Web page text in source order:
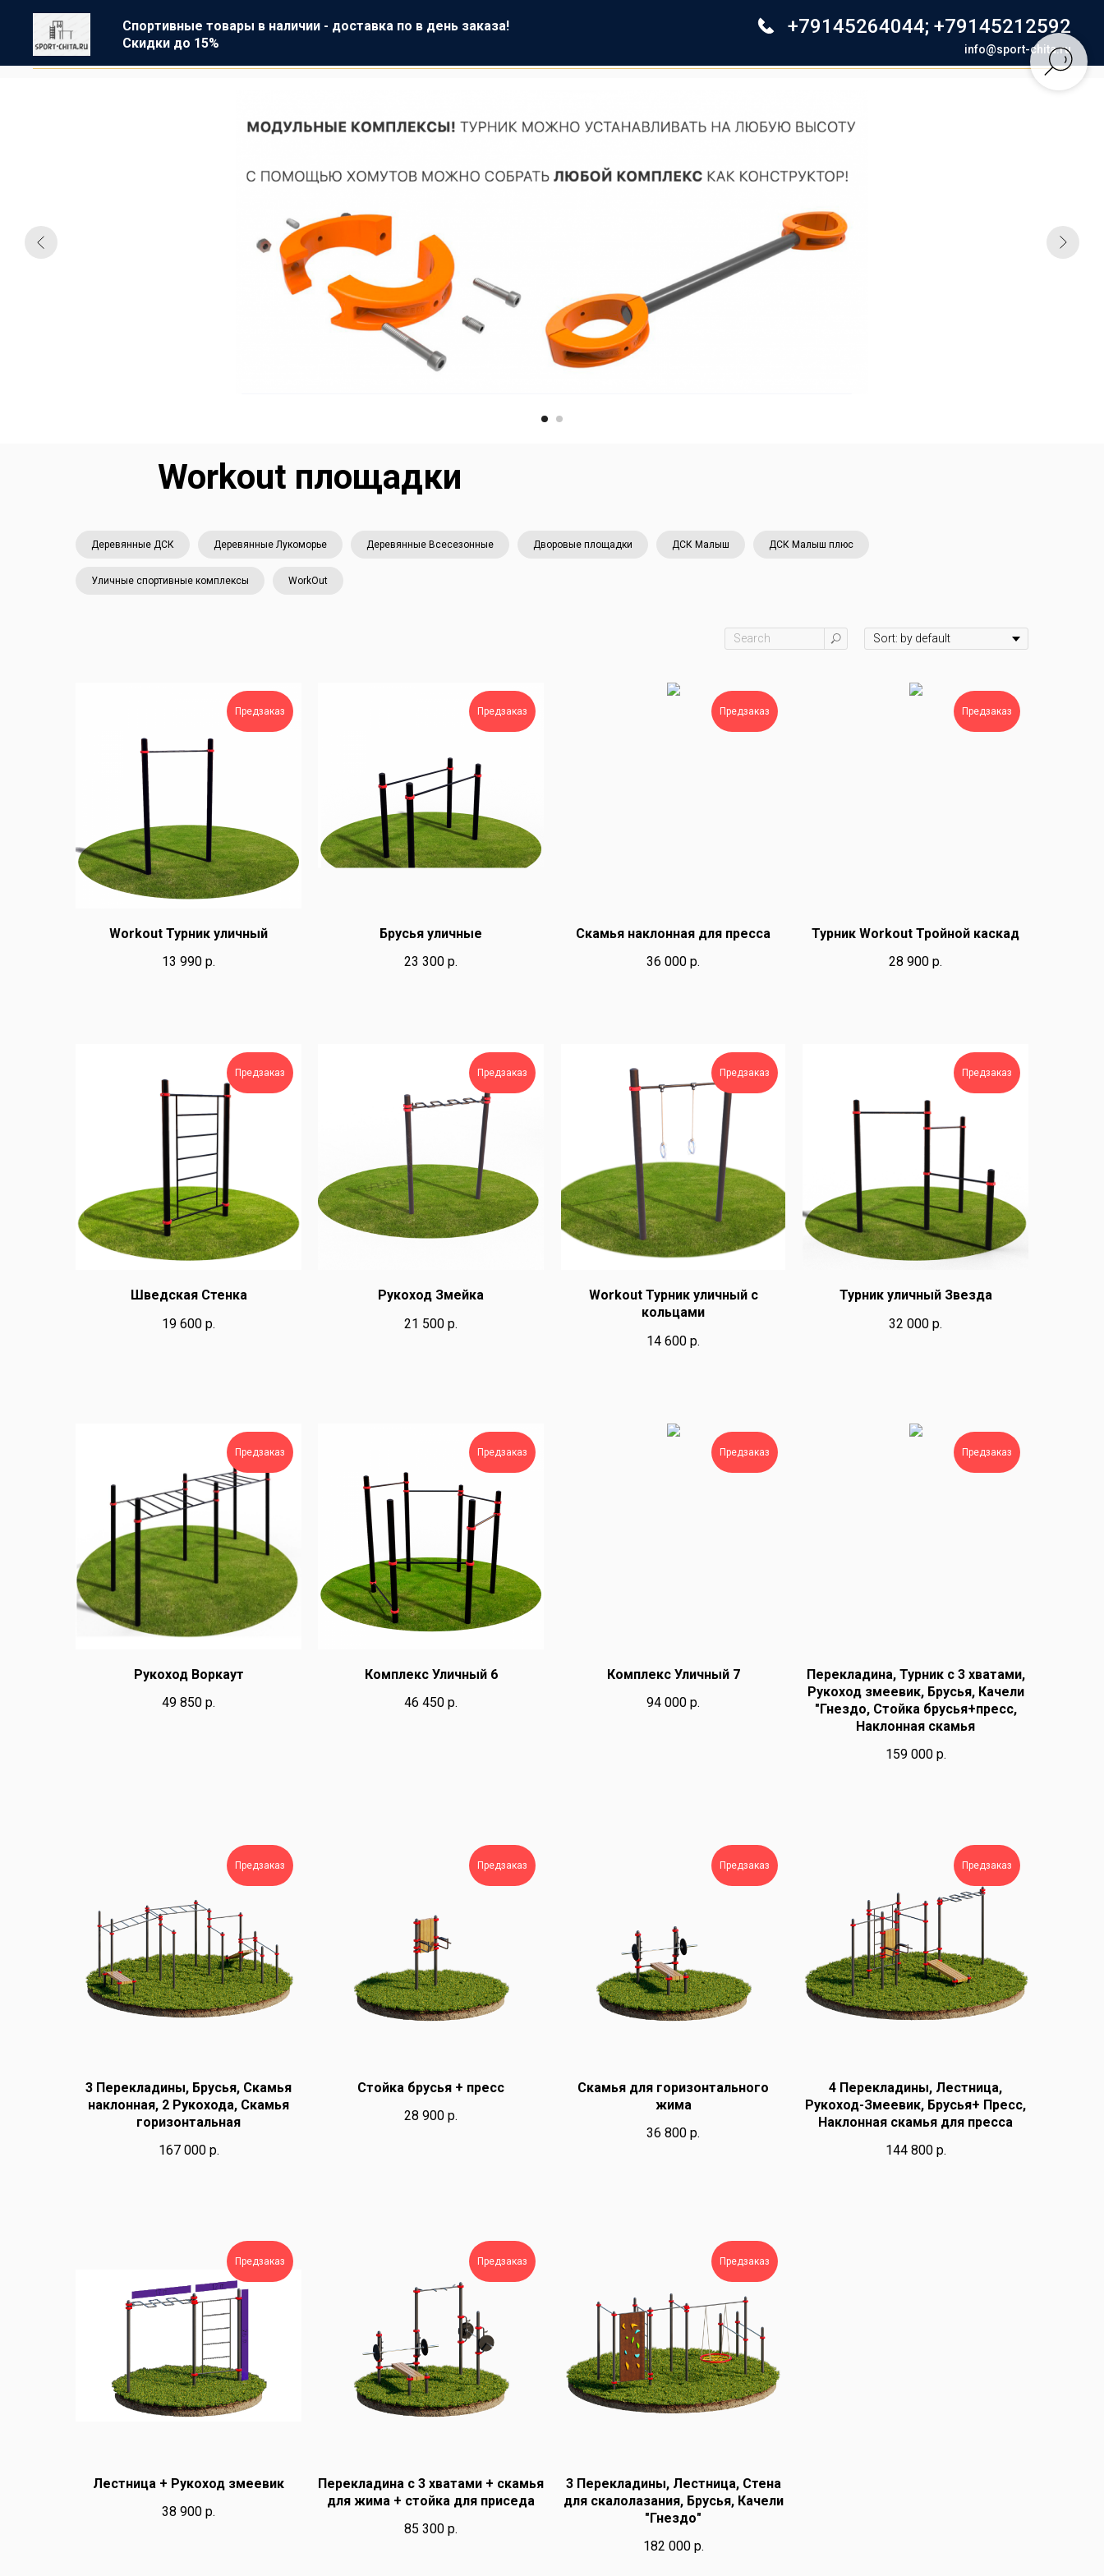
Спортивные товары в наличии - доставка по в день заказа!
Скидки до 15%
+79145264044; +79145212592
info@sport-chita.ru
Workout площадки
Деревянные ДСК Деревянные Лукоморье Деревянные Всесезонные Дворовые площадки ДСК Малыш ДСК Малыш плюс
Уличные спортивные комплексы WorkOut
Предзаказ
Workout Турник уличный
13 990 р.
Предзаказ
Брусья уличные
23 300 р.
Предзаказ
Скамья наклонная для пресса
36 000 р.
Предзаказ
Турник Workout Тройной каскад
28 900 р.
Предзаказ
Шведская Стенка
19 600 р.
Предзаказ
Рукоход Змейка
21 500 р.
Предзаказ
Workout Турник уличный с
кольцами
14 600 р.
Предзаказ
Турник уличный Звезда
32 000 р.
Предзаказ
Рукоход Воркаут
49 850 р.
Предзаказ
Комплекс Уличный 6
46 450 р.
Предзаказ
Комплекс Уличный 7
94 000 р.
Предзаказ
Перекладина, Турник с 3 хватами,
Рукоход змеевик, Брусья, Качели
"Гнездо, Стойка брусья+пресс,
Наклонная скамья
159 000 р.
Предзаказ
3 Перекладины, Брусья, Скамья
наклонная, 2 Рукохода, Скамья
горизонтальная
167 000 р.
Предзаказ
Стойка брусья + пресс
28 900 р.
Предзаказ
Скамья для горизонтального
жима
36 800 р.
Предзаказ
4 Перекладины, Лестница,
Рукоход-Змеевик, Брусья+ Пресс,
Наклонная скамья для пресса
144 800 р.
Предзаказ
Лестница + Рукоход змеевик
38 900 р.
Предзаказ
Перекладина с 3 хватами + скамья
для жима + стойка для приседа
85 300 р.
Предзаказ
3 Перекладины, Лестница, Стена
для скалолазания, Брусья, Качели
"Гнездо"
182 000 р.